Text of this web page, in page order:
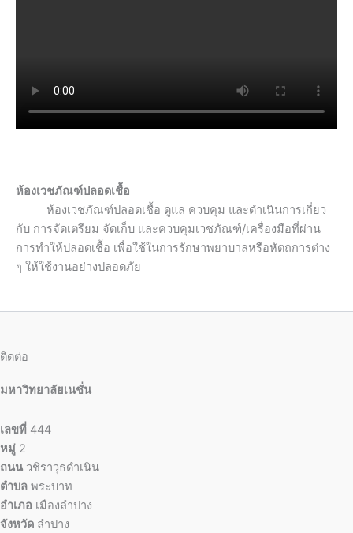
ห้องเวชภัณฑ์ปลอดเชื้อ
ห้องเวชภัณฑ์ปลอดเชื้อ ดูแล ควบคุม และดำเนินการเกี่ยว
กับ การจัดเตรียม จัดเก็บ และควบคุมเวชภัณฑ์/เครื่องมือที่ผ่าน
การทำให้ปลอดเชื้อ เพื่อใช้ในการรักษาพยาบาลหรือหัตถการต่าง
ๆ ให้ใช้งานอย่างปลอดภัย
ติดต่อ
มหาวิทยาลัยเนชั่น
เลขที่ 444
หมู่ 2
ถนน วชิราวุธดำเนิน
ตำบล พระบาท
อำเภอ เมืองลำปาง
จังหวัด ลำปาง